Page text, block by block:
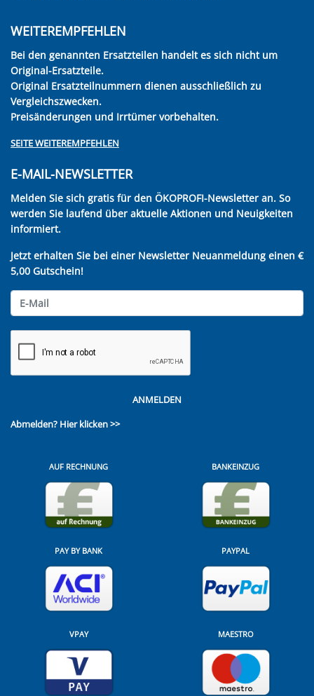
WEITEREMPFEHLEN
Bei den genannten Ersatzteilen handelt es sich nicht um
Original-Ersatzteile.
Original Ersatzteilnummern dienen ausschließlich zu
Vergleichszwecken.
Preisänderungen und Irrtümer vorbehalten.
SEITE WEITEREMPFEHLEN
E-MAIL-NEWSLETTER
Melden Sie sich gratis für den ÖKOPROFI-Newsletter an. So
werden Sie laufend über aktuelle Aktionen und Neuigkeiten
informiert.
Jetzt erhalten Sie bei einer Newsletter Neuanmeldung einen €
5,00 Gutschein!
ANMELDEN
Abmelden? Hier klicken >>
AUF RECHNUNG BANKEINZUG
PAY BY BANK PAYPAL
VPAY MAESTRO